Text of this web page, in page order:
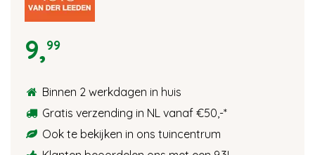
9,99
Binnen 2 werkdagen in huis
Gratis verzending in NL vanaf €50,-*
Ook te bekijken in ons tuincentrum